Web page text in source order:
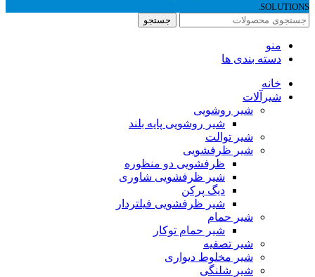
SOLUTIONS.
جستجو
منو
دسته بندی ها
خانه
شیرآلات
شیر روشویی
شیر روشویی پایه بلند
شیر توالت
شیر ظرفشویی
ظرفشویی دو منظوره
شیر ظرفشویی شاوری
دیگ پرکن
شیر ظرفشویی فیلتردار
شیر حمام
شیر حمام توکار
شیر تصفیه
شیر مخلوط دیواری
شیر شلنگی